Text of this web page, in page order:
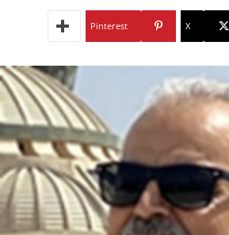
X
Pinterest